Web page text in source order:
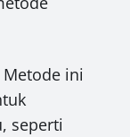
Metode ini
seperti